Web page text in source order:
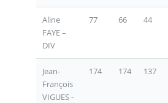
Aline
FAYE –
DIV
77 66 44
Jean-
François
VIGUES -
174 174 137